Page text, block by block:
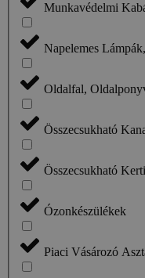
Munkavédelmi
Napelemes
Oldalfal,
Összecsukható
Összecsukható
Ózonkészülékek
Piaci Vásározó